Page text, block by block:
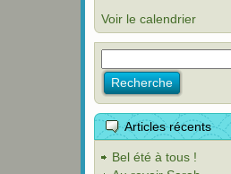
Voir le calendrier
Articles récents
Bel été à tous !